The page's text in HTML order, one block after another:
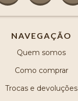
NAVEGAÇÃO
Quem somos
Como comprar
Trocas e devoluções